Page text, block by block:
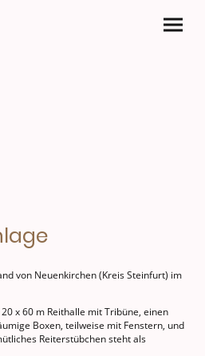
von Neuenkirchen (Kreis Steinfurt) im
x 60 m Reithalle mit Tribüne, einen
Boxen, teilweise mit Fenstern, und
Reiterstübchen steht als